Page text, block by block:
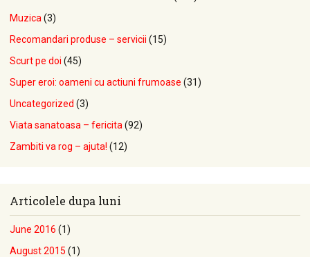
Muzica (3)
Recomandari produse – servicii (15)
Scurt pe doi (45)
Super eroi: oameni cu actiuni frumoase (31)
Uncategorized (3)
Viata sanatoasa – fericita (92)
Zambiti va rog – ajuta! (12)
Articolele dupa luni
June 2016 (1)
August 2015 (1)